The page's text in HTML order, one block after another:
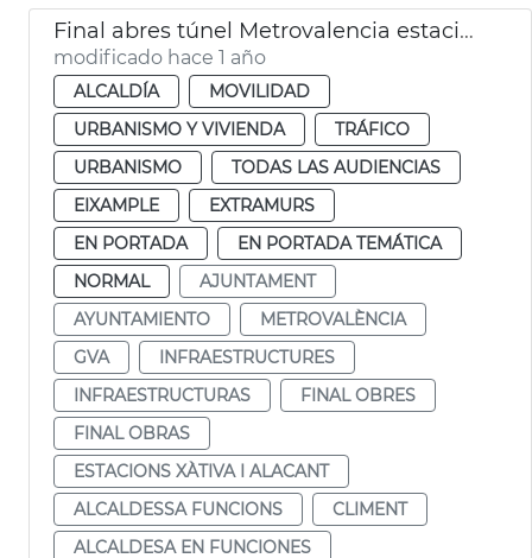
Final abres túnel Metrovalencia estaciones de Xàtiva y Alicante
modificado hace 1 año
ALCALDÍA
MOVILIDAD
URBANISMO Y VIVIENDA
TRÁFICO
URBANISMO
TODAS LAS AUDIENCIAS
EIXAMPLE
EXTRAMURS
EN PORTADA
EN PORTADA TEMÁTICA
NORMAL
AJUNTAMENT
AYUNTAMIENTO
METROVALÈNCIA
GVA
INFRAESTRUCTURES
INFRAESTRUCTURAS
FINAL OBRES
FINAL OBRAS
ESTACIONS XÀTIVA I ALACANT
ALCALDESSA FUNCIONS
CLIMENT
ALCALDESA EN FUNCIONES